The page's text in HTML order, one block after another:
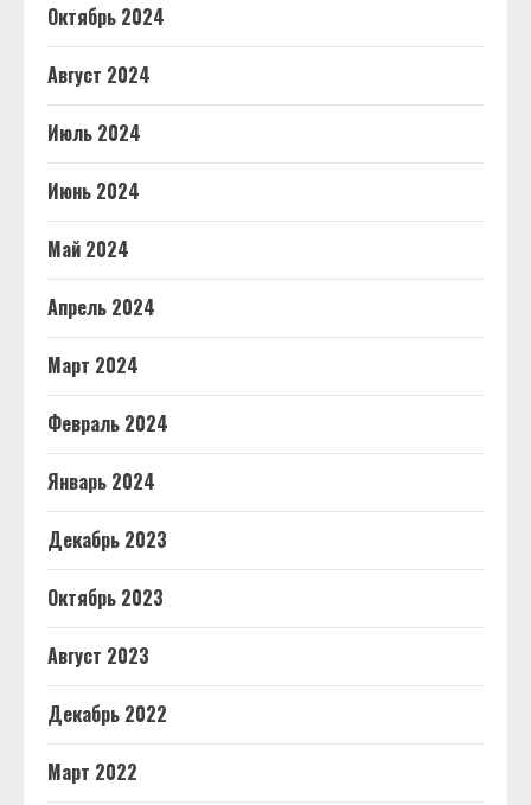
Октябрь 2024
Август 2024
Июль 2024
Июнь 2024
Май 2024
Апрель 2024
Март 2024
Февраль 2024
Январь 2024
Декабрь 2023
Октябрь 2023
Август 2023
Декабрь 2022
Март 2022